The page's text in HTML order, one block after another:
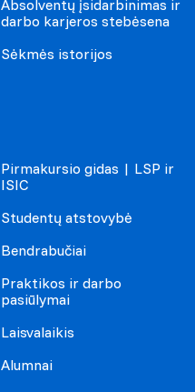
Absolventų įsidarbinimas ir
darbo karjeros stebėsena
Sėkmės istorijos
Pirmakursio gidas | LSP ir
ISIC
Studentų atstovybė
Bendrabučiai
Praktikos ir darbo
pasiūlymai
Laisvalaikis
Alumnai